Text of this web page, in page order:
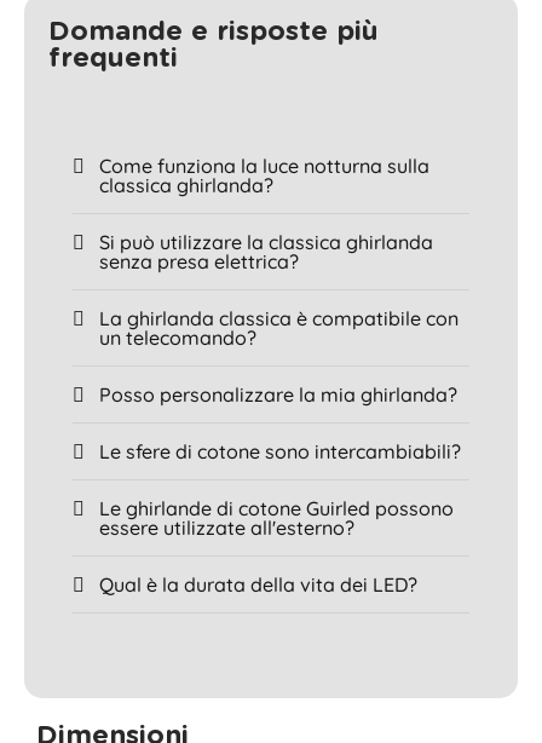
Domande e risposte più
frequenti
Come funziona la luce notturna sulla
classica ghirlanda?
Si può utilizzare la classica ghirlanda
senza presa elettrica?
La ghirlanda classica è compatibile con
un telecomando?
Posso personalizzare la mia ghirlanda?
Le sfere di cotone sono intercambiabili?
Le ghirlande di cotone Guirled possono
essere utilizzate all'esterno?
Qual è la durata della vita dei LED?
Dimensioni